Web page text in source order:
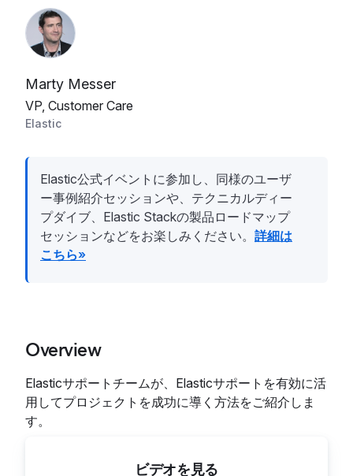
Marty Messer
VP, Customer Care
Elastic
Elastic公式イベントに参加し、同様のユーザ
ー事例紹介セッションや、テクニカルディー
プダイブ、Elastic Stackの製品ロードマップ
セッションなどをお楽しみください。 詳細は
こちら»
Overview
Elasticサポートチームが、Elasticサポートを有効に活
用してプロジェクトを成功に導く方法をご紹介しま
す。
ビデオを見る